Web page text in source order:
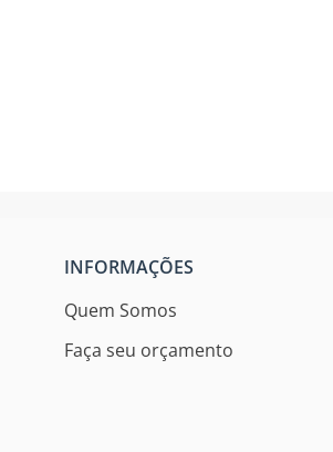
INFORMAÇÕES
Quem Somos
Faça seu orçamento